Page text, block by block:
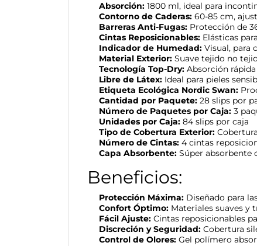
Absorción: 1800 ml, ideal para
Contorno de Caderas: 60-85 cm,
Barreras Anti-Fugas: Protección de
Cintas Reposicionables: Elásticas
Indicador de Humedad: Visual, para
Material Exterior: Suave tejido no
Tecnología Top-Dry: Absorción
Libre de Látex: Ideal para pieles
Etiqueta Ecológica Nordic Swan:
Cantidad por Paquete: 28 slips por
Número de Paquetes por Caja: 3
Unidades por Caja: 84 slips por caja
Tipo de Cobertura Exterior:
Número de Cintas: 4 cintas
Capa Absorbente: Súper absorbente
Beneficios:
Protección Máxima: Diseñado para
Confort Óptimo: Materiales suaves y
Fácil Ajuste: Cintas reposicionables
Discreción y Seguridad: Cobertura
Control de Olores: Gel polímero